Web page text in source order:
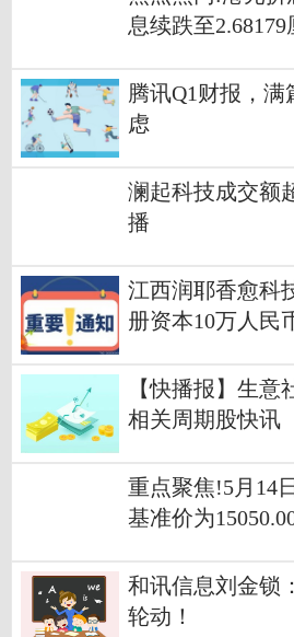
息续跌至2.68179
腾讯Q1财报，
虑
澜起科技成交额
播
江西润耶香愈科
册资本10万人民
【快播报】生意
相关周期股快讯
重点聚焦!5月14
基准价为
和讯信息刘金锁
轮动！